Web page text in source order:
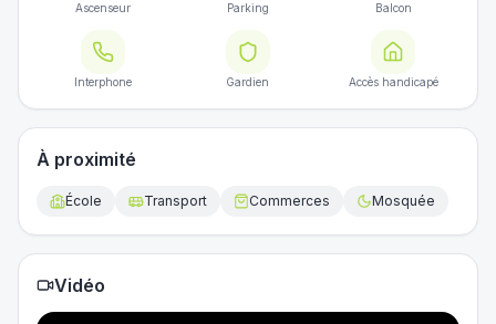
Ascenseur Parking Balcon
Interphone Gardien Accès handicapé
À proximité
École Transport Commerces Mosquée
Vidéo